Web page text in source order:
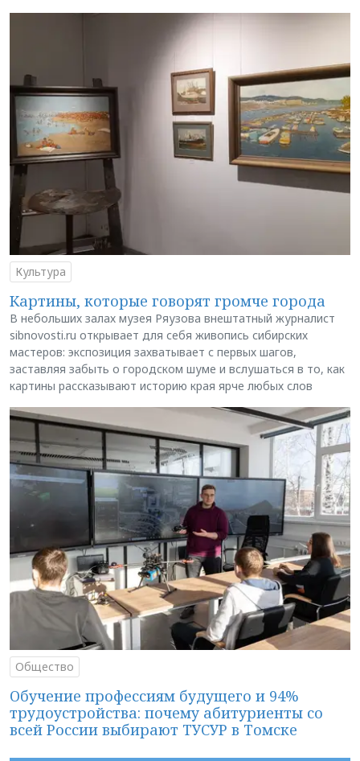
Культура
Картины, которые говорят громче города
В небольших залах музея Ряузова внештатный журналист
sibnovosti.ru открывает для себя живопись сибирских
мастеров: экспозиция захватывает с первых шагов,
заставляя забыть о городском шуме и вслушаться в то, как
картины рассказывают историю края ярче любых слов
Общество
Обучение профессиям будущего и 94%
трудоустройства: почему абитуриенты со
всей России выбирают ТУСУР в Томске